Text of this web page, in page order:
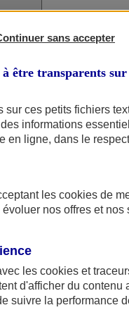
sans accepter
être transparents
sur ces petits fichiers
informations
en ligne, dans le
les cookies de
nos offres et nos
les cookies et
d'afficher du contenu
suivre la performance